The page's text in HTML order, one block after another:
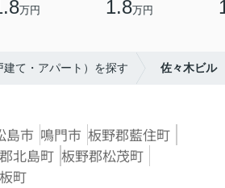
万円 1.8万円
て・アパート）を探す 佐々木ビル
島市 鳴門市 板野郡藍住町
北島町 板野郡松茂町
町